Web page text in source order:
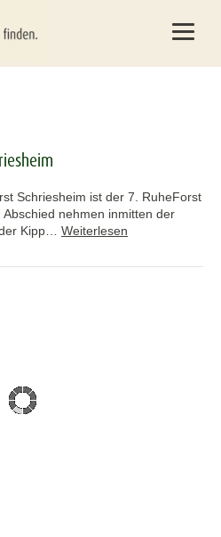
Schriesheim ist der 7. RuheForst
nehmen inmitten der
Kipp… Weiterlesen